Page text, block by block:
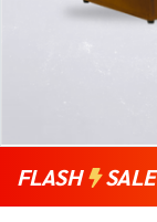
FLASH SALE